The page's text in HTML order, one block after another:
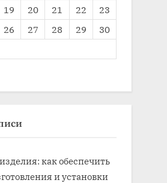
19 20 21 22
23
26 27 28 29
30
как обеспечить
и установки